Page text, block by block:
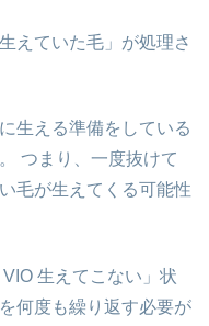
えていた毛」が処理さ
生える準備をしている
つまり、一度抜けて
毛が生えてくる可能性
生えてこない」状
何度も繰り返す必要が